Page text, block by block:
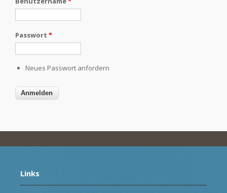
Passwort *
Neues Passwort anfordern
Links